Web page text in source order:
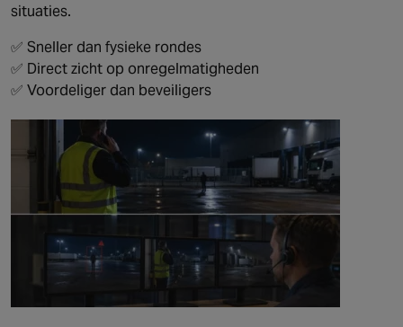
situaties.
✅ Sneller dan fysieke rondes
✅ Direct zicht op onregelmatigheden
✅ Voordeliger dan beveiligers